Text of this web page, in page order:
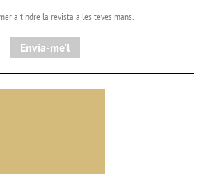
a tindre la revista a les teves mans.
Envia-me'l